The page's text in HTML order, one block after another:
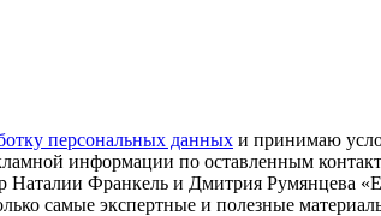
персональных данных и принимаю
информации по оставленным
Наталии Франкель и Дмитрия Румянцева
самые экспертные и полезные